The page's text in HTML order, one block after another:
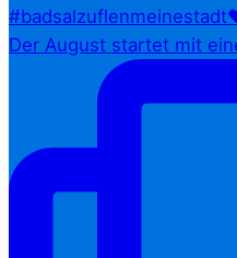
Der August startet mit